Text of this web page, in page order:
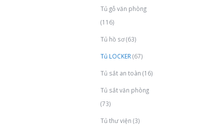
Tủ gỗ văn phòng
(116)
Tủ hồ sơ(63)
Tủ LOCKER(67)
Tủ sắt an toàn (16)
Tủ sắt văn phòng
(73)
Tủ thư viện (3)